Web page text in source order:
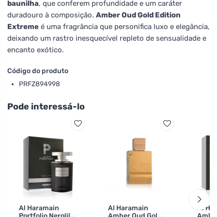
baunilha, que conferem profundidade e um caráter
duradouro à composição. Amber Oud Gold Edition
Extreme é uma fragrância que personifica luxo e elegância,
deixando um rastro inesquecível repleto de sensualidade e
encanto exótico.
Código do produto
PRFZ894998
Pode interessá-lo
Al Haramain
Al Haramain
Al